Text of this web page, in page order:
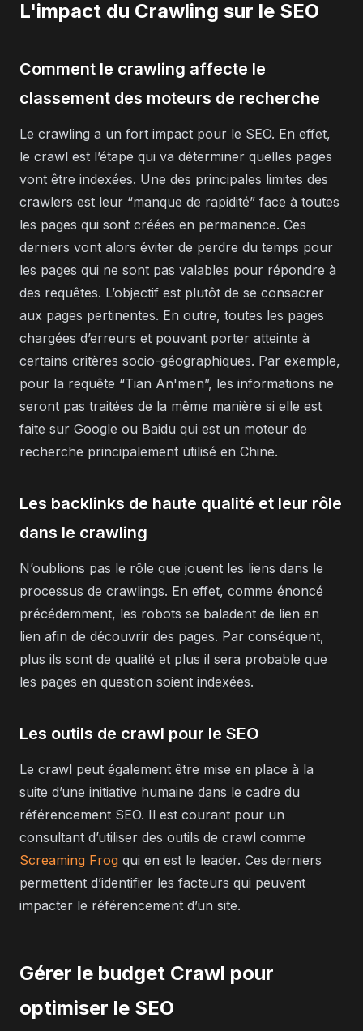
L'impact du Crawling sur le SEO
Comment le crawling affecte le
classement des moteurs de recherche
Le crawling a un fort impact pour le SEO. En effet,
le crawl est l’étape qui va déterminer quelles pages
vont être indexées. Une des principales limites des
crawlers est leur “manque de rapidité” face à toutes
les pages qui sont créées en permanence. Ces
derniers vont alors éviter de perdre du temps pour
les pages qui ne sont pas valables pour répondre à
des requêtes. L’objectif est plutôt de se consacrer
aux pages pertinentes. En outre, toutes les pages
chargées d’erreurs et pouvant porter atteinte à
certains critères socio-géographiques. Par exemple,
pour la requête “Tian An'men”, les informations ne
seront pas traitées de la même manière si elle est
faite sur Google ou Baidu qui est un moteur de
recherche principalement utilisé en Chine.
Les backlinks de haute qualité et leur rôle
dans le crawling
N’oublions pas le rôle que jouent les liens dans le
processus de crawlings. En effet, comme énoncé
précédemment, les robots se baladent de lien en
lien afin de découvrir des pages. Par conséquent,
plus ils sont de qualité et plus il sera probable que
les pages en question soient indexées.
Les outils de crawl pour le SEO
Le crawl peut également être mise en place à la
suite d’une initiative humaine dans le cadre du
référencement SEO. Il est courant pour un
consultant d’utiliser des outils de crawl comme
Screaming Frog qui en est le leader. Ces derniers
permettent d’identifier les facteurs qui peuvent
impacter le référencement d’un site.
Gérer le budget Crawl pour
optimiser le SEO